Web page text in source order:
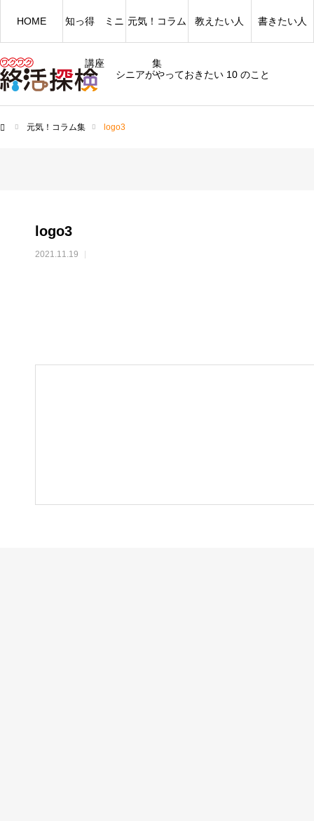
シニアがやっておきたい 10 のこと
HOME 知っ得 ミニ
講座
元気！コラム
集
教えたい人 書きたい人
元気！コラム集 logo3
logo3
2021.11.19